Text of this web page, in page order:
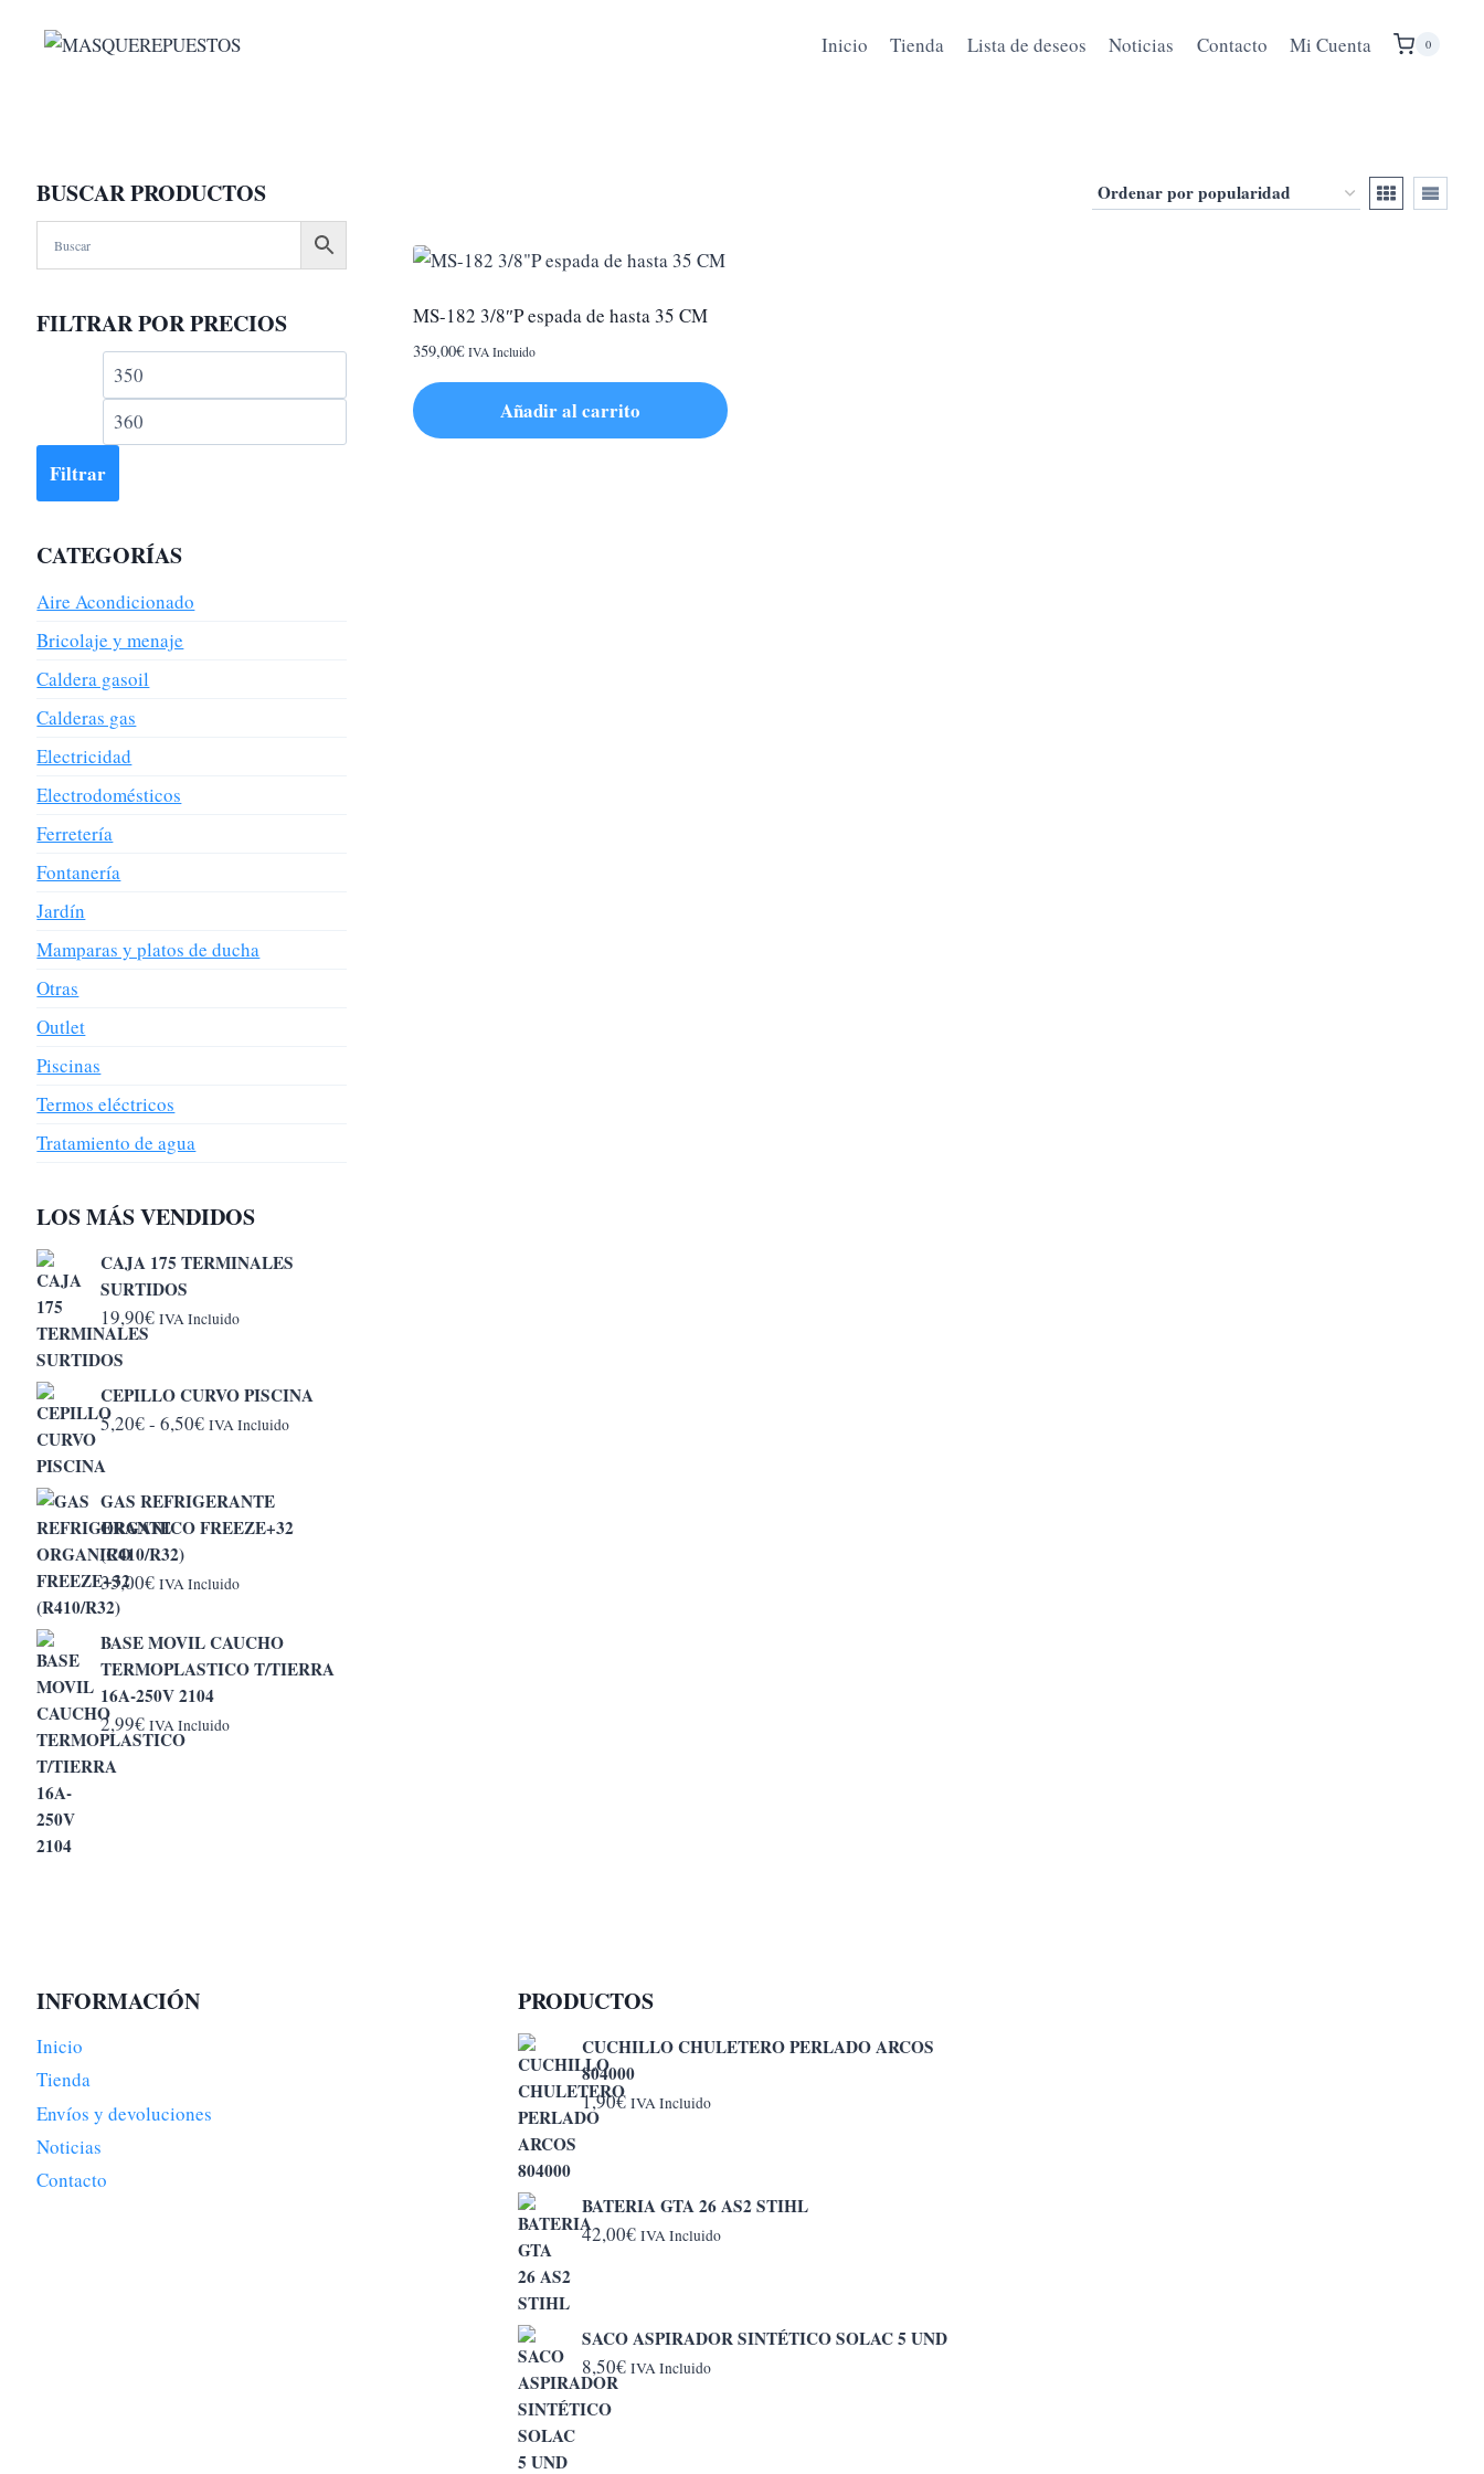
Inicio Tienda Lista de deseos Noticias Contacto Mi Cuenta 0
MS-182 3/8″P espada de hasta 35 CM
359,00€ IVA Incluido
Añadir al carrito
BUSCAR PRODUCTOS
FILTRAR POR PRECIOS
Precio
mínimo
máximo
Filtrar
CATEGORÍAS
Aire Acondicionado
Bricolaje y menaje
Caldera gasoil
Calderas gas
Electricidad
Electrodomésticos
Ferretería
Fontanería
Jardín
Mamparas y platos de ducha
Otras
Outlet
Piscinas
Termos eléctricos
Tratamiento de agua
LOS MÁS VENDIDOS
CAJA 175 TERMINALES
SURTIDOS
19,90€ IVA Incluido
CEPILLO CURVO PISCINA
5,20€- 6,50€Rango
desde
5,20€
IVA Incluido
GAS REFRIGERANTE
ORGANICO FREEZE+32
(R410/R32)
35,00€ IVA Incluido
BASE MOVIL CAUCHO
TERMOPLASTICO T/TIERRA
16A-250V 2104
2,99€ IVA Incluido
INFORMACIÓN
Inicio
Tienda
Envíos y devoluciones
Noticias
Contacto
PRODUCTOS
CUCHILLO CHULETERO PERLADO ARCOS
804000
1,90€ IVA Incluido
BATERIA GTA 26 AS2 STIHL
42,00€ IVA Incluido
SACO ASPIRADOR SINTÉTICO SOLAC 5 UND
8,50€ IVA Incluido